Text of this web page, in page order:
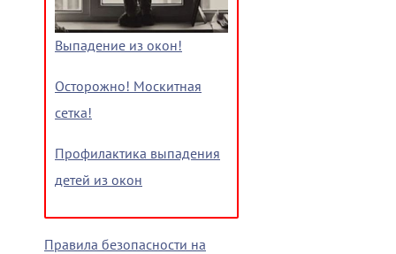
Выпадение из окон!
Осторожно! Москитная
сетка!
Профилактика выпадения
детей из окон
Правила безопасности на